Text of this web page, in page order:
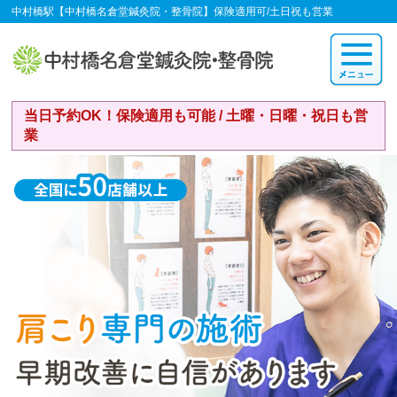
中村橋駅【中村橋名倉堂鍼灸院・整骨院】保険適用可/土日祝も営業
当日予約OK！保険適用も可能 / 土曜・日曜・祝日も営
業